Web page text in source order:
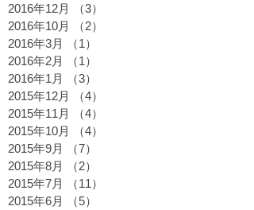
2016年12月
（3）
2016年10月
（2）
2016年3月
（1）
2016年2月
（1）
2016年1月
（3）
2015年12月
（4）
2015年11月
（4）
2015年10月
（4）
2015年9月
（7）
2015年8月
（2）
2015年7月
（11）
2015年6月
（5）